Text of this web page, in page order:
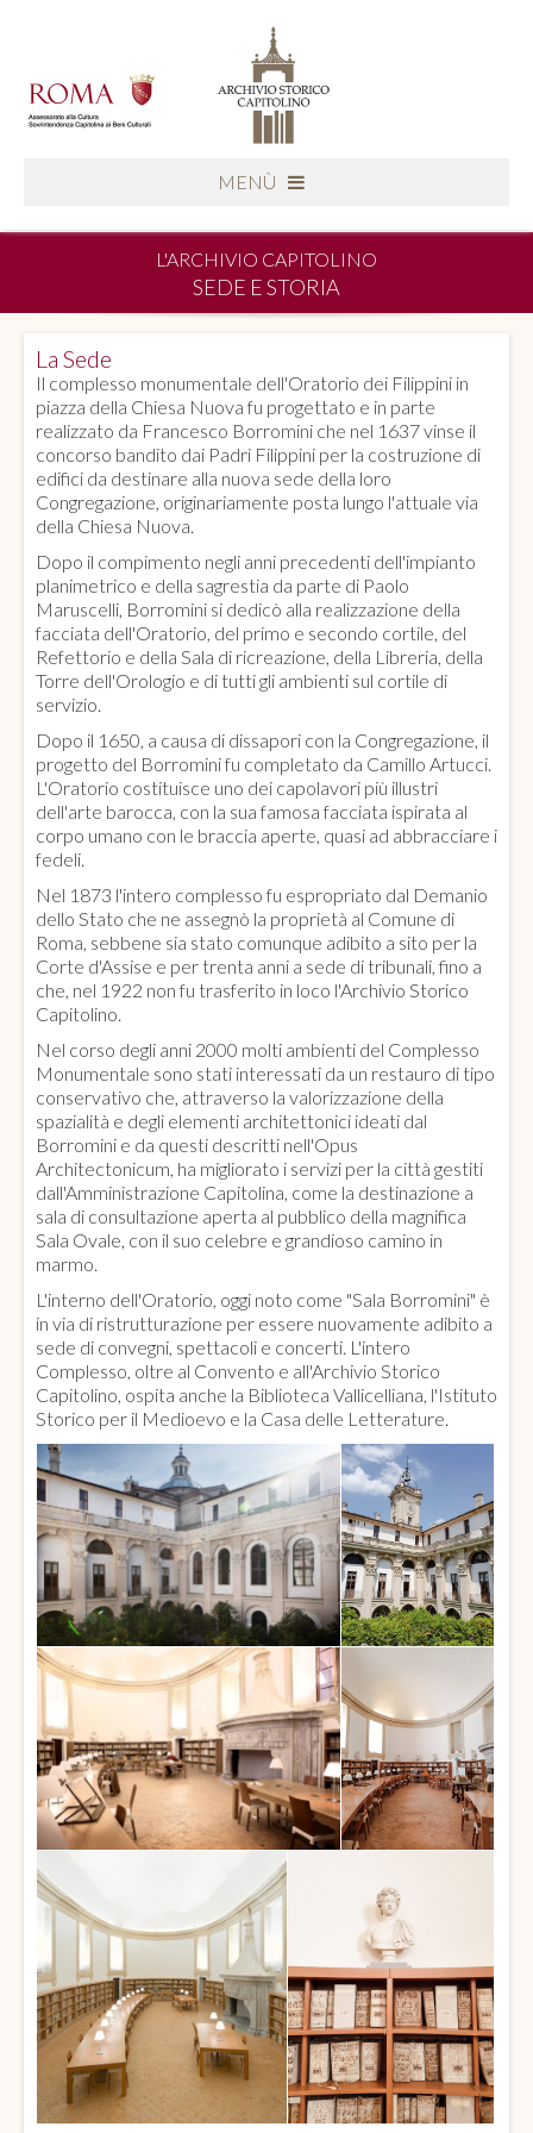
MENÙ
L'ARCHIVIO CAPITOLINO
SEDE E STORIA
La Sede
Il complesso monumentale dell'Oratorio dei Filippini in
piazza della Chiesa Nuova fu progettato e in parte
realizzato da Francesco Borromini che nel 1637 vinse il
concorso bandito dai Padri Filippini per la costruzione di
edifici da destinare alla nuova sede della loro
Congregazione, originariamente posta lungo l'attuale via
della Chiesa Nuova.
Dopo il compimento negli anni precedenti dell'impianto
planimetrico e della sagrestia da parte di Paolo
Maruscelli, Borromini si dedicò alla realizzazione della
facciata dell'Oratorio, del primo e secondo cortile, del
Refettorio e della Sala di ricreazione, della Libreria, della
Torre dell'Orologio e di tutti gli ambienti sul cortile di
servizio.
Dopo il 1650, a causa di dissapori con la Congregazione, il
progetto del Borromini fu completato da Camillo Artucci.
L'Oratorio costituisce uno dei capolavori più illustri
dell'arte barocca, con la sua famosa facciata ispirata al
corpo umano con le braccia aperte, quasi ad abbracciare i
fedeli.
Nel 1873 l'intero complesso fu espropriato dal Demanio
dello Stato che ne assegnò la proprietà al Comune di
Roma, sebbene sia stato comunque adibito a sito per la
Corte d'Assise e per trenta anni a sede di tribunali, fino a
che, nel 1922 non fu trasferito in loco l'Archivio Storico
Capitolino.
Nel corso degli anni 2000 molti ambienti del Complesso
Monumentale sono stati interessati da un restauro di tipo
conservativo che, attraverso la valorizzazione della
spazialità e degli elementi architettonici ideati dal
Borromini e da questi descritti nell'Opus
Architectonicum, ha migliorato i servizi per la città gestiti
dall'Amministrazione Capitolina, come la destinazione a
sala di consultazione aperta al pubblico della magnifica
Sala Ovale, con il suo celebre e grandioso camino in
marmo.
L'interno dell'Oratorio, oggi noto come "Sala Borromini" è
in via di ristrutturazione per essere nuovamente adibito a
sede di convegni, spettacoli e concerti. L'intero
Complesso, oltre al Convento e all'Archivio Storico
Capitolino, ospita anche la Biblioteca Vallicelliana, l'Istituto
Storico per il Medioevo e la Casa delle Letterature.